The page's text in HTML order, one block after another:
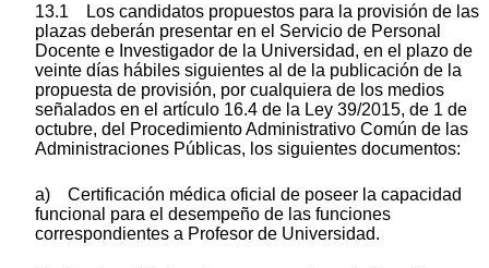
13.1 Los candidatos propuestos para la provisión de las
plazas deberán presentar en el Servicio de Personal
Docente e Investigador de la Universidad, en el plazo de
veinte días hábiles siguientes al de la publicación de la
propuesta de provisión, por cualquiera de los medios
señalados en el artículo 16.4 de la Ley 39/2015, de 1 de
octubre, del Procedimiento Administrativo Común de las
Administraciones Públicas, los siguientes documentos:
a) Certificación médica oficial de poseer la capacidad
funcional para el desempeño de las funciones
correspondientes a Profesor de Universidad.